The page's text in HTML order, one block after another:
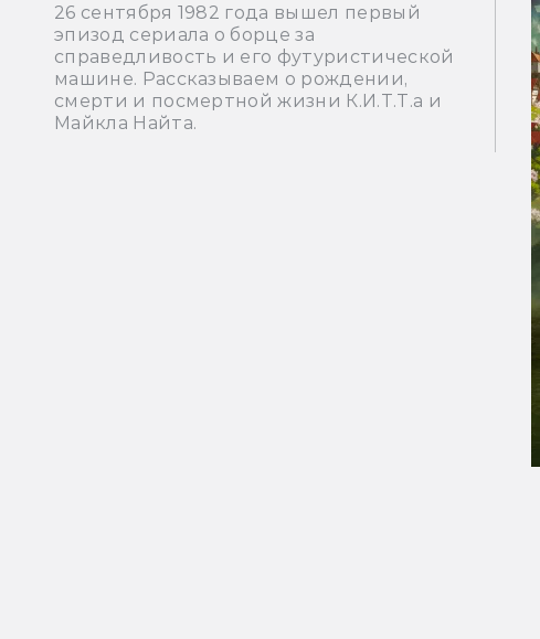
26 сентября 1982 года вышел первый
эпизод сериала о борце за
справедливость и его футуристической
машине. Рассказываем о рождении,
смерти и посмертной жизни К.И.Т.Т.а и
Майкла Найта.